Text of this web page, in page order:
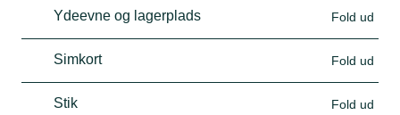
Ydeevne og lagerplads Fold ud
Simkort Fold ud
Stik Fold ud